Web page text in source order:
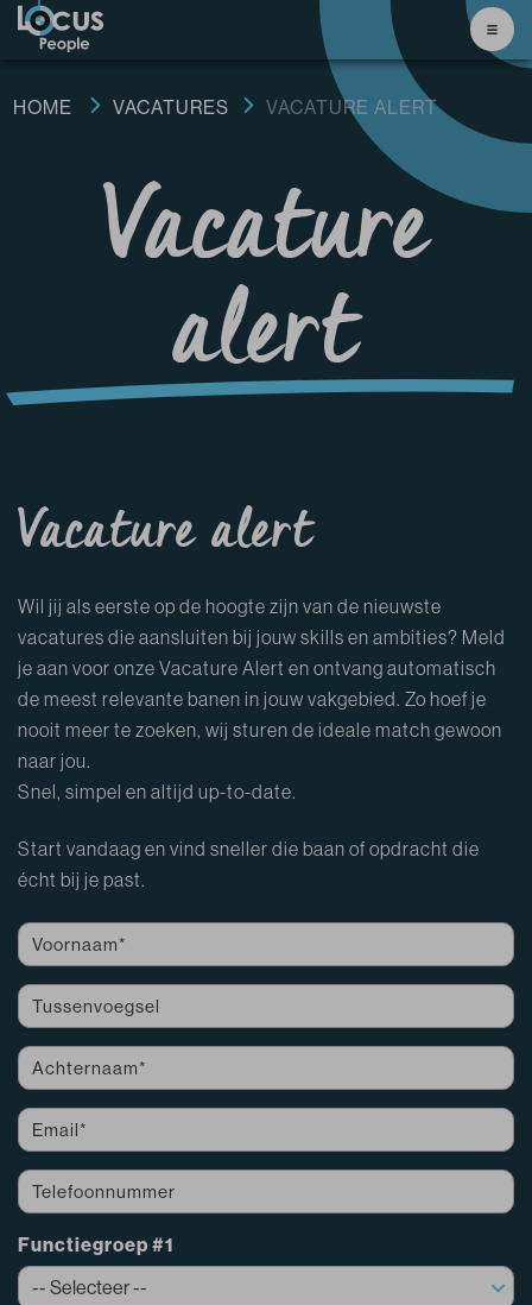
HOME VACATURES VACATURE ALERT
Vacature
alert
Vacature alert
Wil jij als eerste op de hoogte zijn van de nieuwste
vacatures die aansluiten bij jouw skills en ambities? Meld
je aan voor onze Vacature Alert en ontvang automatisch
de meest relevante banen in jouw vakgebied. Zo hoef je
nooit meer te zoeken, wij sturen de ideale match gewoon
naar jou.
Snel, simpel en altijd up-to-date.
Start vandaag en vind sneller die baan of opdracht die
écht bij je past.
Functiegroep #1